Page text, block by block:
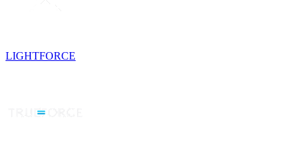
LIGHTFORCE